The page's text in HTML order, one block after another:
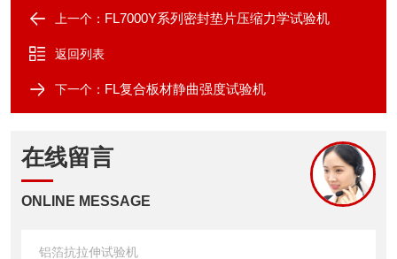
上一个： FL7000Y系列密封垫片压缩力学试验机
返回列表
下一个： FL复合板材静曲强度试验机
在线留言
ONLINE MESSAGE